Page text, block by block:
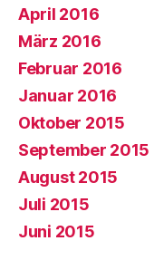
April 2016
März 2016
Februar 2016
Januar 2016
Oktober 2015
September 2015
August 2015
Juli 2015
Juni 2015